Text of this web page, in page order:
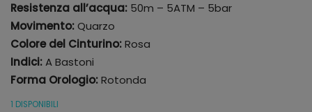
Resistenza all’acqua: 50m – 5ATM – 5bar
Movimento:Quarzo
Colore del Cinturino:Rosa
Indici:A Bastoni
Forma Orologio:Rotonda
1 DISPONIBILI